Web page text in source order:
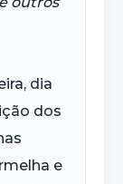
dia
dos
e